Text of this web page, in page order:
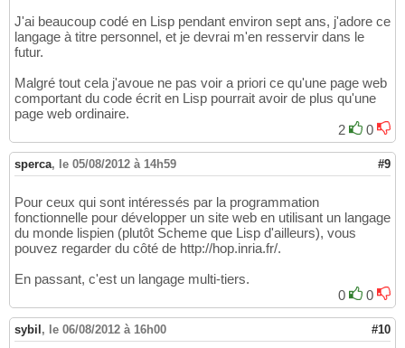
J'ai beaucoup codé en Lisp pendant environ sept ans, j'adore ce
langage à titre personnel, et je devrai m'en resservir dans le
futur.
Malgré tout cela j'avoue ne pas voir a priori ce qu'une page web
comportant du code écrit en Lisp pourrait avoir de plus qu'une
page web ordinaire.
2
0
sperca, le 05/08/2012 à 14h59 #9
Pour ceux qui sont intéressés par la programmation
fonctionnelle pour développer un site web en utilisant un langage
du monde lispien (plutôt Scheme que Lisp d'ailleurs), vous
pouvez regarder du côté de http://hop.inria.fr/.
En passant, c'est un langage multi-tiers.
0
0
sybil , le 06/08/2012 à 16h00 #10